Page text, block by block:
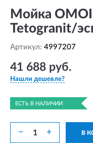
Мойка
Tetogranit/
Артикул: 4997207
41 688 руб.
Нашли дешевле?
ЕСТЬ В НАЛИЧИИ
− + В